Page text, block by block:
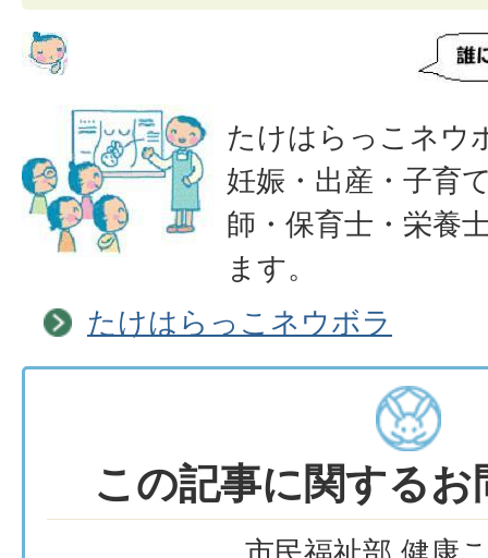
たけはらっこネウ
妊娠・出産・子育
師・保育士・栄養
ます。
たけはらっこネウボラ
この記事に関する